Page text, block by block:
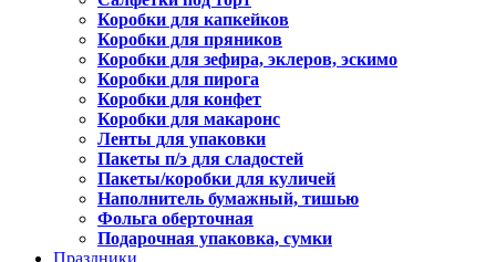
Коробки для капкейков
Коробки для пряников
Коробки для зефира, эклеров, эскимо
Коробки для пирога
Коробки для конфет
Коробки для макаронс
Ленты для упаковки
Пакеты п/э для сладостей
Пакеты/коробки для куличей
Наполнитель бумажный, тишью
Фольга оберточная
Подарочная упаковка, сумки
Праздники